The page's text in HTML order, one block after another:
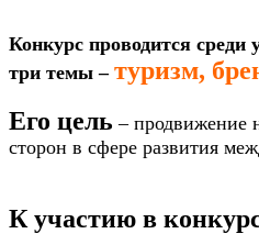
Конкурс проводится среди
три темы – туризм,
Его цель – продвижение
сторон в сфере развития
К участию в